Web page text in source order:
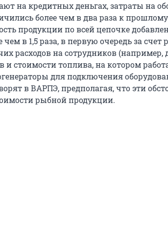
на кредитных деньгах, затраты на
более чем в два раза к прошлому
продукции по всей цепочке
в 1,5 раза, в первую очередь за счет
расходов на сотрудников (например,
и стоимости топлива, на котором
для подключения
в ВАРПЭ, предполагая, что эти
рыбной продукции.